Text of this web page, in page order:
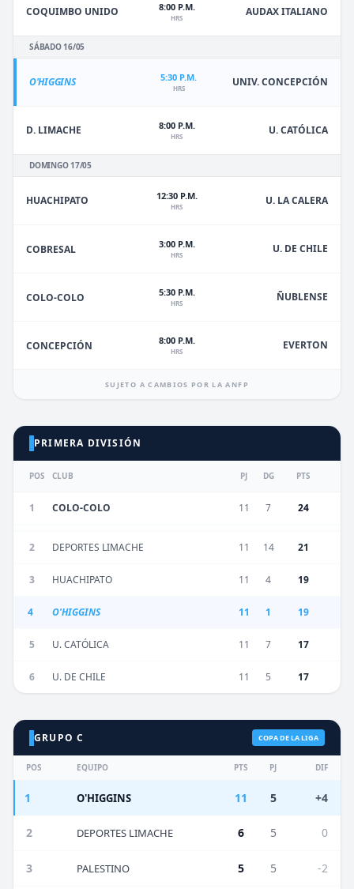
COQUIMBO UNIDO 8:00 P.M.
HRS AUDAX ITALIANO
SÁBADO 16/05
O'HIGGINS 5:30 P.M.
HRS UNIV. CONCEPCIÓN
D. LIMACHE 8:00 P.M.
HRS U. CATÓLICA
DOMINGO 17/05
HUACHIPATO 12:30 P.M.
HRS U. LA CALERA
COBRESAL 3:00 P.M.
HRS U. DE CHILE
COLO-COLO 5:30 P.M.
HRS ÑUBLENSE
CONCEPCIÓN 8:00 P.M.
HRS EVERTON
SUJETO A CAMBIOS POR LA ANFP
PRIMERA DIVISIÓN
POS CLUB PJ DG PTS
1 COLO-COLO 11 7 24
2 DEPORTES LIMACHE 11 14 21
3 HUACHIPATO 11 4 19
4 O'HIGGINS 11 1 19
5 U. CATÓLICA 11 7 17
6 U. DE CHILE 11 5 17
GRUPO C COPA DE LA LIGA
POS EQUIPO PTS PJ DIF
1 O'HIGGINS 11 5 +4
2 DEPORTES LIMACHE 6 5 0
3 PALESTINO 5 5 -2